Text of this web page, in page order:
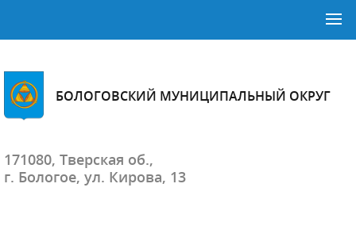
БОЛОГОВСКИЙ МУНИЦИПАЛЬНЫЙ ОКРУГ
171080, Тверская об.,
г. Бологое, ул. Кирова, 13